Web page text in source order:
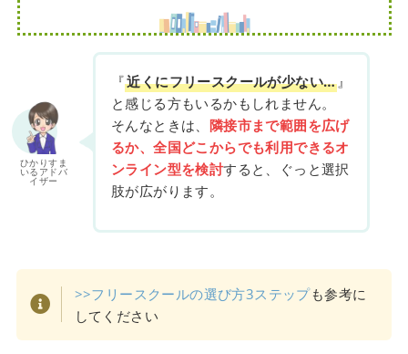
ひかりすま
いるアドバ
イザー
『近くにフリースクールが少ない… 』
と感じる方もいるかもしれません。
そんなときは、 隣接市まで範囲を広げ
るか、全国どこからでも利用できるオ
ンライン型を検討すると、ぐっと選択
肢が広がります。
>>フリースクールの選び方3ステップも参考に
してください